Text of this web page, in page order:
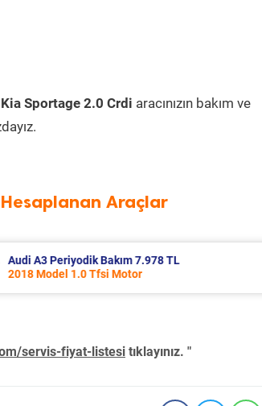
Sportage 2.0 Crdi aracınızın bakım ve
Hesaplanan Araçlar
Opel Astra Periyodik Bakım 7.695 TL
2021 Model 1.5 D (L) Motor
servis-fiyat-listesi tıklayınız. "